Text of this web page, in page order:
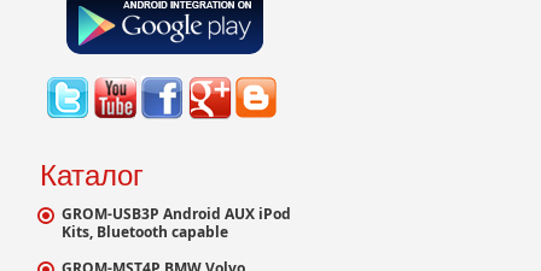
Каталог
GROM-USB3P Android AUX iPod
Kits, Bluetooth capable